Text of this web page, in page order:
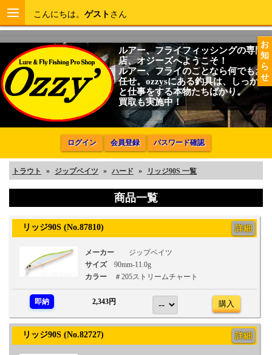
お
知
ら
せ
こんにちは。 ゲスト さん
ルアー、フライフィッシングの専門
店、オジーズへようこそ！
ルアー、フライのことなら何でもお
任せ。ozzysにある釣具は、しっかり
と仕事をする本物たちばかり。
買取も実施中！
ログイン 会員登録 パスワード確認
トラウト » ジップベイツ » ハード » リッジ90S 一覧
商品一覧
リッジ90S (No.87810) 詳細
メーカー
ジップベイツ
サイズ
90mm-11.0g
カラー
＃205ストリームチャート
即納 2,343円 購入
リッジ90S (No.82727) 詳細